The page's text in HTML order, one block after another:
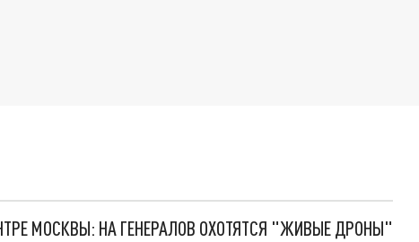
МОСКВЫ: НА ГЕНЕРАЛОВ ОХОТЯТСЯ "ЖИВЫЕ ДРОНЫ"